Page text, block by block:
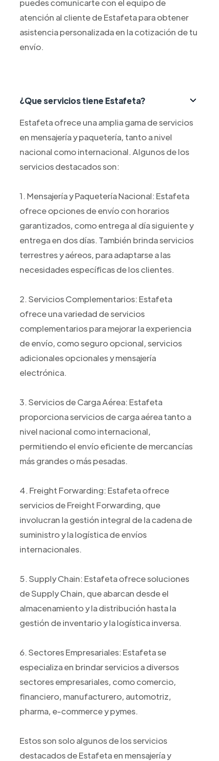
puedes comunicarte con el equipo de
atención al cliente de Estafeta para obtener
asistencia personalizada en la cotización de tu
envío.
¿Que servicios tiene Estafeta?
Estafeta ofrece una amplia gama de servicios
en mensajería y paquetería, tanto a nivel
nacional como internacional. Algunos de los
servicios destacados son:
1. Mensajería y Paquetería Nacional: Estafeta
ofrece opciones de envío con horarios
garantizados, como entrega al día siguiente y
entrega en dos días. También brinda servicios
terrestres y aéreos, para adaptarse a las
necesidades específicas de los clientes.
2. Servicios Complementarios: Estafeta
ofrece una variedad de servicios
complementarios para mejorar la experiencia
de envío, como seguro opcional, servicios
adicionales opcionales y mensajería
electrónica.
3. Servicios de Carga Aérea: Estafeta
proporciona servicios de carga aérea tanto a
nivel nacional como internacional,
permitiendo el envío eficiente de mercancías
más grandes o más pesadas.
4. Freight Forwarding: Estafeta ofrece
servicios de Freight Forwarding, que
involucran la gestión integral de la cadena de
suministro y la logística de envíos
internacionales.
5. Supply Chain: Estafeta ofrece soluciones
de Supply Chain, que abarcan desde el
almacenamiento y la distribución hasta la
gestión de inventario y la logística inversa.
6. Sectores Empresariales: Estafeta se
especializa en brindar servicios a diversos
sectores empresariales, como comercio,
financiero, manufacturero, automotriz,
pharma, e-commerce y pymes.
Estos son solo algunos de los servicios
destacados de Estafeta en mensajería y